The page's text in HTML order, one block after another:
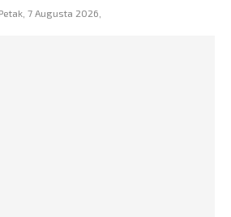
Petak, 7 Augusta 2026,